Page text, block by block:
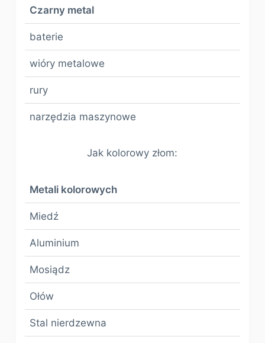
Czarny metal
baterie
wióry metalowe
rury
narzędzia maszynowe
Jak kolorowy złom:
Metali kolorowych
Miedź
Aluminium
Mosiądz
Ołów
Stal nierdzewna